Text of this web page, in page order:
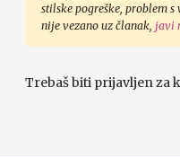
stilske pogreške, problem
nije vezano uz članak, javi
Trebaš biti prijavljen za